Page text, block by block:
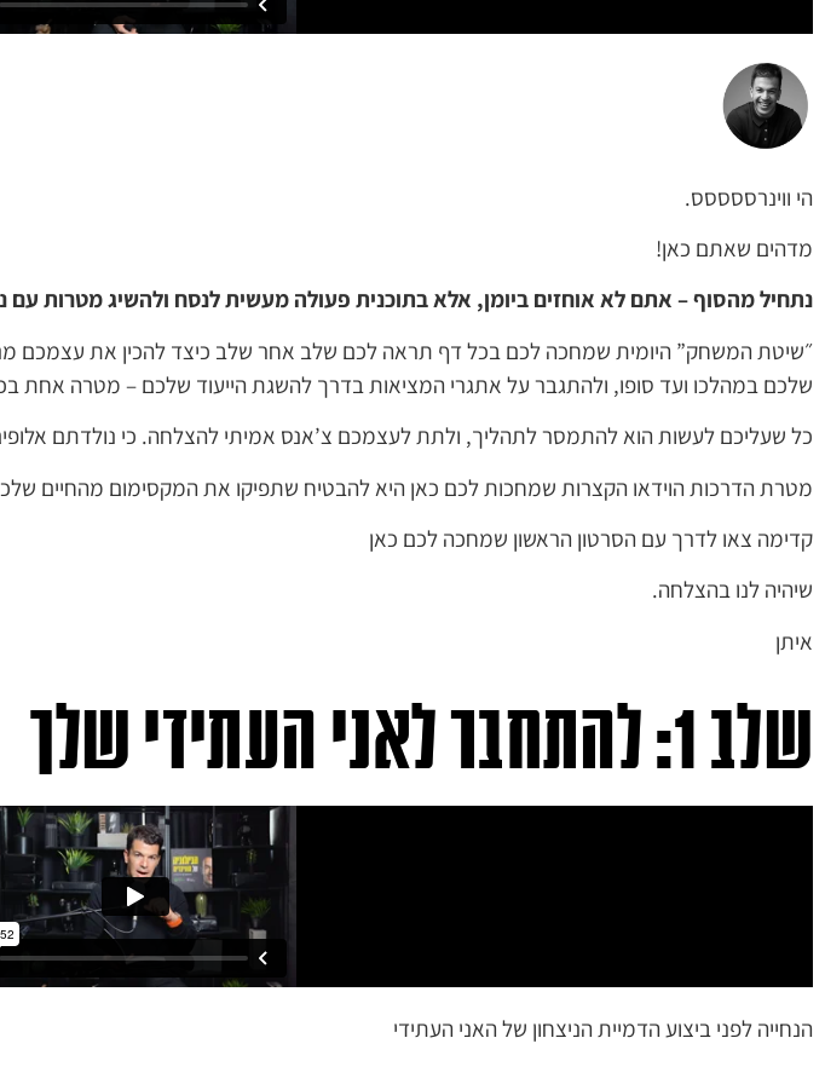
הי ווינרססססס.
מדהים שאתם כאן!
נתחיל מהסוף – אתם לא אוחזים ביומן, אלא בתוכנית פעולה מעשית לנסח ולהשיג מטרות עם
״שיטת המשחק” היומית שמחכה לכם בכל דף תראה לכם שלב אחר שלב כיצד להכין את עצמכם
שלכם במהלכו ועד סופו, ולהתגבר על אתגרי המציאות בדרך להשגת הייעוד שלכם – מטרה אחת
כל שעליכם לעשות הוא להתמסר לתהליך, ולתת לעצמכם צ’אנס אמיתי להצלחה. כי נולדתם
מטרת הדרכות הוידאו הקצרות שמחכות לכם כאן היא להבטיח שתפיקו את המקסימום מהחיים
קדימה צאו לדרך עם הסרטון הראשון שמחכה לכם כאן
שיהיה לנו בהצלחה.
איתן
שלב 1: להתחבר לאני העתידי שלך
הנחייה לפני ביצוע הדמיית הניצחון של האני העתידי